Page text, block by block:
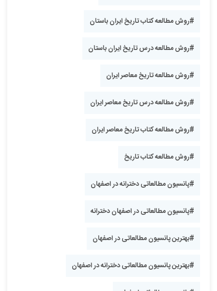
#روش مطالعه کتاب تاریخ ایران باستان
#روش مطالعه درس تاریخ ایران باستان
#روش مطالعه تاریخ معاصر ایران
#روش مطالعه درس تاریخ معاصر ایران
#روش مطالعه کتاب تاریخ معاصر ایران
#روش مطالعه کتاب تاریخ
#پانسیون مطالعاتی دخترانه در اصفهان
#پانسیون مطالعاتی در اصفهان دخترانه
#بهترین پانسیون مطالعاتی در اصفهان
#بهترین پانسیون مطالعاتی دخترانه در اصفهان